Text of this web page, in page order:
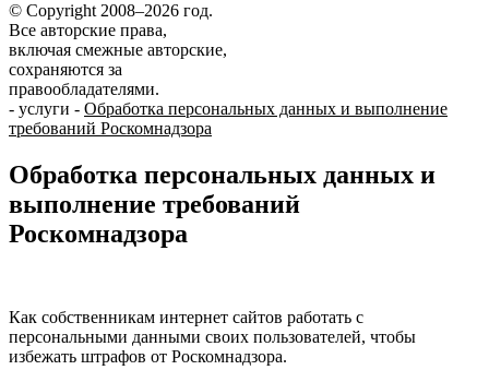
© Copyright 2008–2026 год.
Все авторские права,
включая смежные авторские,
сохраняются за
правообладателями.
- услуги - Обработка персональных данных и выполнение
требований Роскомнадзора
Обработка персональных данных и
выполнение требований
Роскомнадзора
Как собственникам интернет сайтов работать с
персональными данными своих пользователей, чтобы
избежать штрафов от Роскомнадзора.